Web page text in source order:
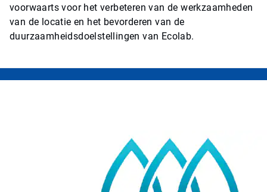
voorwaarts voor het verbeteren van de werkzaamheden
van de locatie en het bevorderen van de
duurzaamheidsdoelstellingen van Ecolab.